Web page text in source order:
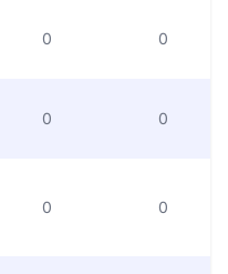
0 0
0 0
0 0